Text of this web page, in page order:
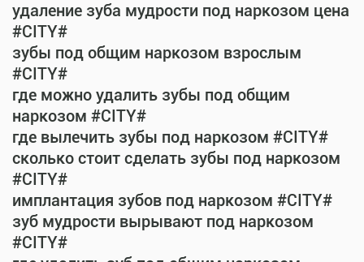
удаление зуба мудрости под наркозом цена
#CITY#
зубы под общим наркозом взрослым
#CITY#
где можно удалить зубы под общим
наркозом #CITY#
где вылечить зубы под наркозом #CITY#
сколько стоит сделать зубы под наркозом
#CITY#
имплантация зубов под наркозом #CITY#
зуб мудрости вырывают под наркозом
#CITY#